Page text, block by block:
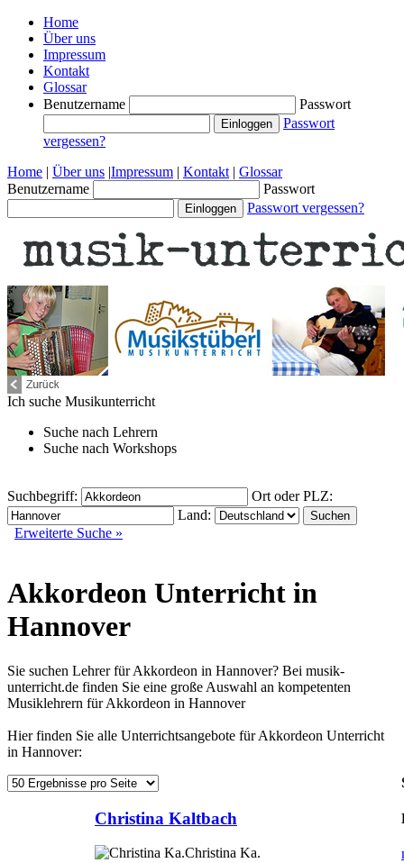
Home
Über uns
Impressum
Kontakt
Glossar
Benutzername
Passwort
Passwort
vergessen?
Home | Über uns |Impressum | Kontakt | Glossar
Benutzername
Passwort
Passwort vergessen?
Ich suche Musikunterricht
Suche nach Lehrern
Suche nach Workshops
Suchbegriff:
Ort oder PLZ:
Land:
Erweiterte Suche »
Akkordeon Unterricht in
Hannover
Sie suchen Lehrer für Akkordeon in Hannover? Bei musik-
unterricht.de finden Sie eine große Auswahl an kompetenten
Musiklehrern für Akkordeon in Hannover
Hier finden Sie alle Unterrichtsangebote für Akkordeon Unterricht
in Hannover:
Christina Kaltbach
Christina Ka.